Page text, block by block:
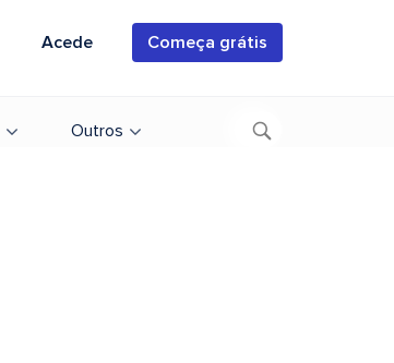
Acede Começa grátis
Outros